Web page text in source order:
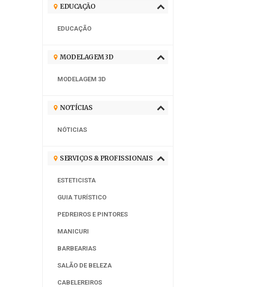
EDUCAÇÃO
EDUCAÇÃO
MODELAGEM 3D
MODELAGEM 3D
NOTÍCIAS
NÓTICIAS
SERVIÇOS & PROFISSIONAIS
ESTETICISTA
GUIA TURÍSTICO
PEDREIROS E PINTORES
MANICURI
BARBEARIAS
SALÃO DE BELEZA
CABELEREIROS